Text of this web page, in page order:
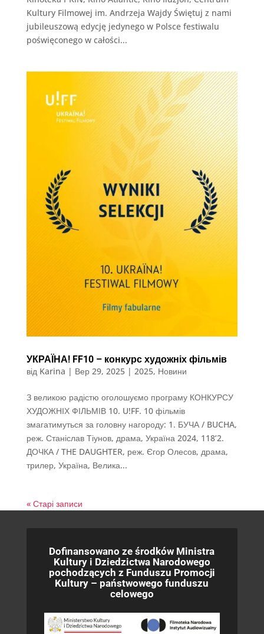
Kultury Filmowej im. Andrzeja Wajdy Świętuj z nami
jubileuszową edycję jedynego w Polsce festiwalu
poświęconego w całości...
УКРАЇНА! FF10 – конкурс художніх фільмів
від Karina | Вер 29, 2025| 2025, Новини
З великою радістю оголошуємо програму КОНКУРСУ
ХУДОЖНІХ ФІЛЬМІВ 10. U!FF. 10 фільмів
змагатимуться за головну нагороду: 1. БУЧА / BUCHA,
реж. Станіслав Тіунов, драма, Україна 2024, 118’2.
ДОЧКА / THE DAUGHTER, реж. Єгор Олесов, драма,
трилер, Україна, Велика...
« Старі записи
Dofinansowano ze środków Ministra
Kultury i Dziedzictwa Narodowego
pochodzących z Funduszu Promocji
Kultury – państwowego funduszu
celowego